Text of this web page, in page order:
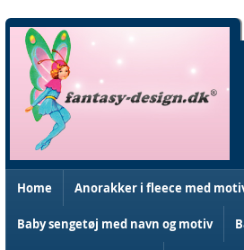
Skip
Content
Home Anorakker i fleece med
Baby sengetøj med navn og motiv